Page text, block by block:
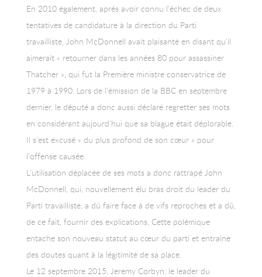
En 2010 également, après avoir connu l’échec de deux
tentatives de candidature à la direction du Parti
travailliste, John McDonnell avait plaisanté en disant qu’il
aimerait « retourner dans les années 80 pour assassiner
Thatcher », qui fut la Première ministre conservatrice de
1979 à 1990. Lors de l’émission de la BBC en septembre
dernier, le député a donc aussi déclaré regretter ses mots
en considérant aujourd’hui que sa blague était déplorable.
Il s’est excusé « du plus profond de son cœur » pour
l’offense causée.
L’utilisation déplacée de ses mots a donc rattrapé John
McDonnell, qui, nouvellement élu bras droit du leader du
Parti travailliste, a dû faire face à de vifs reproches et a dû,
de ce fait, fournir des explications. Cette polémique
entache son nouveau statut au cœur du parti et entraîne
des doutes quant à la légitimité de sa place.
Le 12 septembre 2015, Jeremy Corbyn, le leader du